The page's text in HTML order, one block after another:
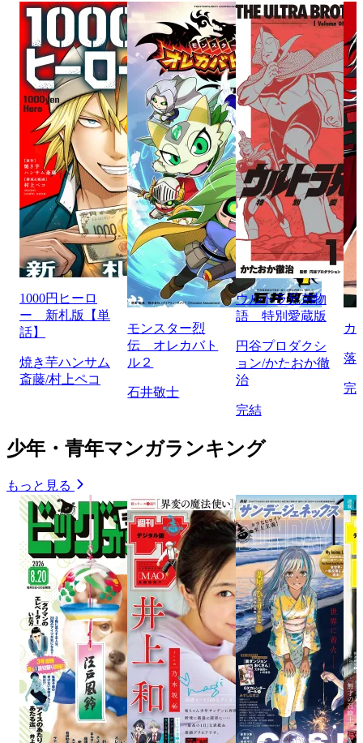
1000円ヒーロ
ー 新札版【単
話】
焼き芋ハンサム
斎藤/村上ペコ
モンスター烈
伝 オレカバト
ル２
石井敬士
ウルトラ兄弟物
語 特別愛蔵版
円谷プロダクシ
ョン/かたおか徹
治
完結
カ
落
完
少年・青年マンガランキング
もっと見る